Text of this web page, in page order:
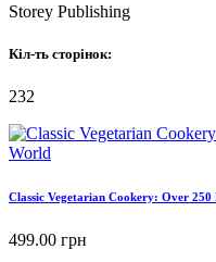
Storey Publishing
Кіл-ть сторінок:
232
Classic Vegetarian Cookery: Over
499.00 грн